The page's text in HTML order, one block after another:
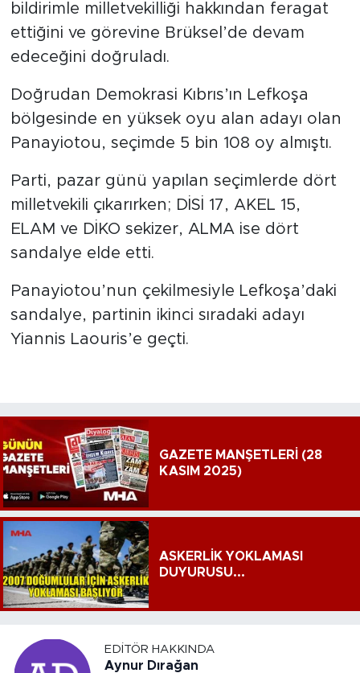
bildirimle milletvekilliği hakkından feragat
ettiğini ve görevine Brüksel’de devam
edeceğini doğruladı.
Doğrudan Demokrasi Kıbrıs’ın Lefkoşa
bölgesinde en yüksek oyu alan adayı olan
Panayiotou, seçimde 5 bin 108 oy almıştı.
Parti, pazar günü yapılan seçimlerde dört
milletvekili çıkarırken; DİSİ 17, AKEL 15,
ELAM ve DİKO sekizer, ALMA ise dört
sandalye elde etti.
Panayiotou’nun çekilmesiyle Lefkoşa’daki
sandalye, partinin ikinci sıradaki adayı
Yiannis Laouris’e geçti.
GAZETE MANŞETLERİ (28
KASIM 2025)
ASKERLİK YOKLAMASI
DUYURUSU...
EDITÖR HAKKINDA
Aynur Dırağan